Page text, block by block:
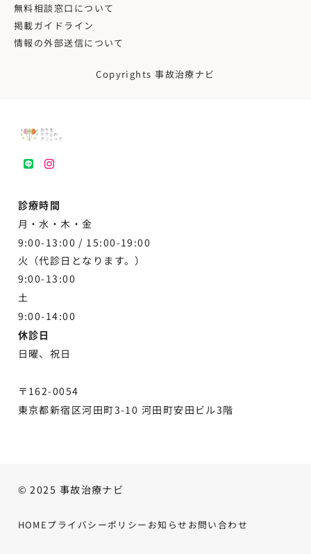
無料相談窓口について
掲載ガイドライン
情報の外部送信について
Copyrights 事故治療ナビ
LINEinstagram
診療時間
月・水・木・金
9:00-13:00 / 15:00-19:00
火（代診日となります。）
9:00-13:00
土
9:00-14:00
休診日
日曜、祝日
〒162-0054
東京都新宿区河田町3-10 河田町安田ビル3階
© 2025 事故治療ナビ
HOMEプライバシーポリシー お知らせ お問い合わせ